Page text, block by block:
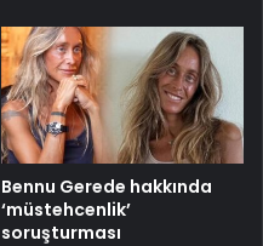
Bennu Gerede hakkında
‘müstehcenlik’
soruşturması